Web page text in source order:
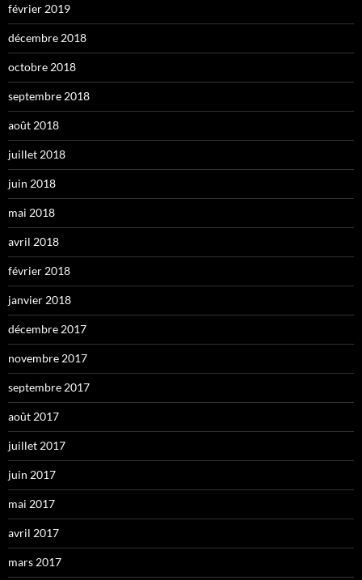
février 2019
décembre 2018
octobre 2018
septembre 2018
août 2018
juillet 2018
juin 2018
mai 2018
avril 2018
février 2018
janvier 2018
décembre 2017
novembre 2017
septembre 2017
août 2017
juillet 2017
juin 2017
mai 2017
avril 2017
mars 2017